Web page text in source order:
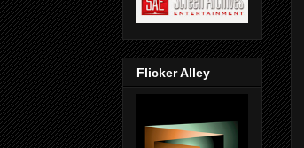
Flicker Alley